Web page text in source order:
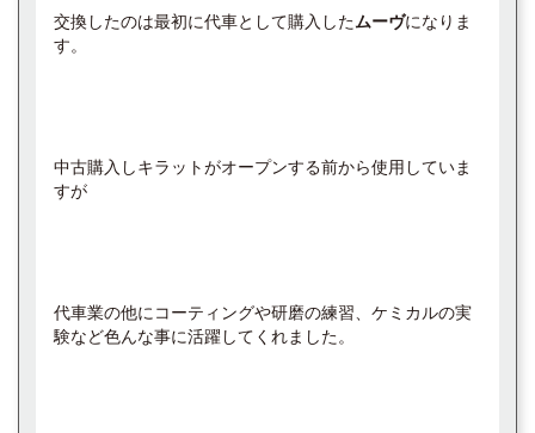
交換したのは最初に代車として購入したムーヴになりま
す。
中古購入しキラットがオープンする前から使用していま
すが
代車業の他にコーティングや研磨の練習、ケミカルの実
験など色んな事に活躍してくれました。